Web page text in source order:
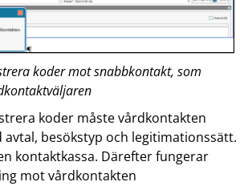
koder mot snabbkontakt, som
koder måste vårdkontakten
besökstyp och legitimationssätt.
kontaktkassa. Därefter fungerar
mot vårdkontakten